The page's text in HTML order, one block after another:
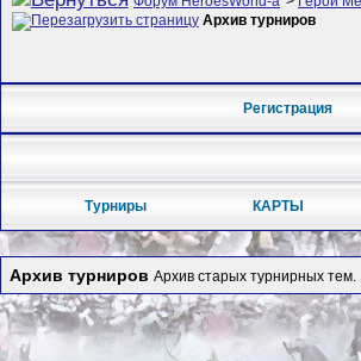
Архив турниров
Регистрация
Турниры КАРТЫ
Архив турниров Архив старых турнирных тем.